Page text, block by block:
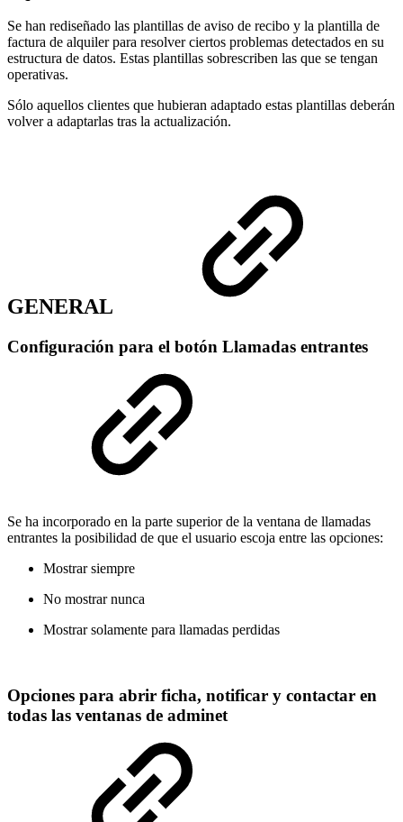
Se han rediseñado las plantillas de aviso de recibo y la plantilla de
factura de alquiler para resolver ciertos problemas detectados en su
estructura de datos. Estas plantillas sobrescriben las que se tengan
operativas.
Sólo aquellos clientes que hubieran adaptado estas plantillas deberán
volver a adaptarlas tras la actualización.
GENERAL
Configuración para el botón Llamadas entrantes
Se ha incorporado en la parte superior de la ventana de llamadas
entrantes la posibilidad de que el usuario escoja entre las opciones:
Mostrar siempre
No mostrar nunca
Mostrar solamente para llamadas perdidas
Opciones para abrir ficha, notificar y contactar en
todas las ventanas de adminet